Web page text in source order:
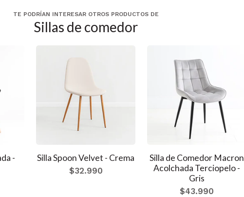
TE PODRÍAN INTERESAR OTROS PRODUCTOS DE
Sillas de comedor
-
Silla Spoon Velvet - Crema
$32.990
Silla de Comedor Macron
Acolchada Terciopelo -
Gris
$43.990